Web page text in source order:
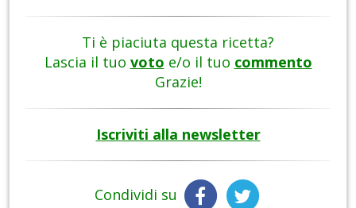
Ti è piaciuta questa ricetta?
Lascia il tuo voto e/o il tuo commento
Grazie!
Iscriviti alla newsletter
Condividi su